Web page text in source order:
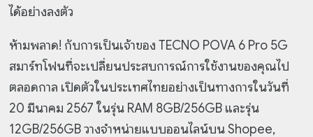
ได้อย่างลงตัว
ห้ามพลาด! กับการเป็นเจ้าของ TECNO POVA 6 Pro 5G
สมาร์ทโฟนที่จะเปลี่ยนประสบการณ์การใช้งานของคุณไป
ตลอดกาล เปิดตัวในประเทศไทยอย่างเป็นทางการในวันที่
20 มีนาคม 2567 ในรุ่น RAM 8GB/256GB และรุ่น
12GB/256GB วางจำหน่ายแบบออนไลน์บน Shopee,